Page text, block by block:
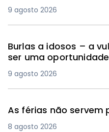
9 agosto 2026
Burlas a idosos – a
ser uma
9 agosto 2026
As férias não servem
8 agosto 2026